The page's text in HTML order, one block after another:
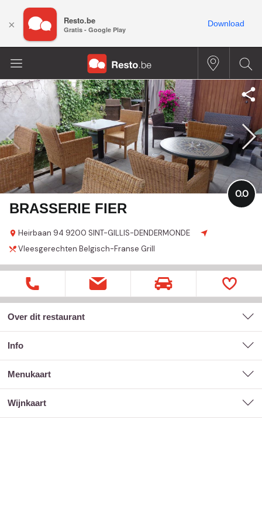
BRASSERIE FIER
Heirbaan 94 9200 SINT-GILLIS-DENDERMONDE
0.0
Vleesgerechten Belgisch-Franse Grill
Over dit restaurant
Info
menukaart
wijnkaart
× Resto.be
Gratis - Google Play
Download